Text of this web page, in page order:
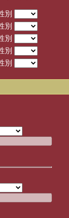
別
別
別
別
別